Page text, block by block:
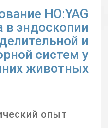
HO:YAG
в эндоскопии
и
систем у
животных
опыт